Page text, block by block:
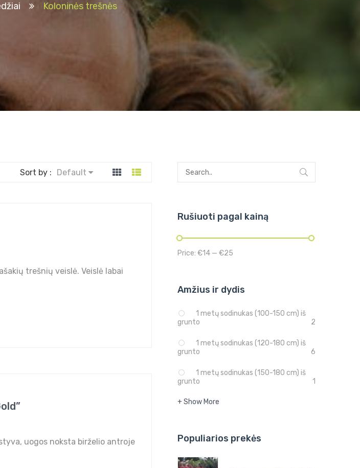
Koloninės trešnės
Sort by : Default
trešnių veislė. Veislė labai
uogos noksta birželio antroje
Rušiuoti pagal kainą
Price: €14 — €25
Amžius ir dydis
1 metų sodinukas (100-150 cm) iš
grunto
2
1 metų sodinukas (120-180 cm) iš
grunto
6
1 metų sodinukas (150-180 cm) iš
grunto
1
+ Show More
Populiarios prekės